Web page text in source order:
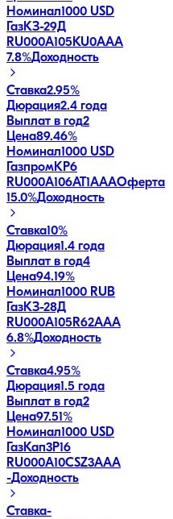
Номинал1000 USD
ГазКЗ-29Д
RU000A105KU0AAA
7.8%Доходность
Ставка2.95%
Дюрация2.4 года
Выплат в год2
Цена89.46%
Номинал1000 USD
ГазпромКP6
RU000A106AT1AAAОферта
15.0%Доходность
Ставка10%
Дюрация1.4 года
Выплат в год4
Цена94.19%
Номинал1000 RUB
ГазКЗ-28Д
RU000A105R62AAA
6.8%Доходность
Ставка4.95%
Дюрация1.5 года
Выплат в год2
Цена97.51%
Номинал1000 USD
ГазКап3P16
RU000A10CSZ3AAA
-Доходность
Ставка-